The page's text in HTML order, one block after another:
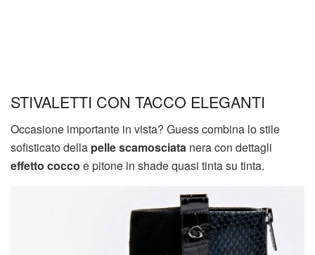
STIVALETTI CON TACCO ELEGANTI
Occasione importante in vista? Guess combina lo stile
sofisticato della pelle scamosciata nera con dettagli
effetto cocco e pitone in shade quasi tinta su tinta.